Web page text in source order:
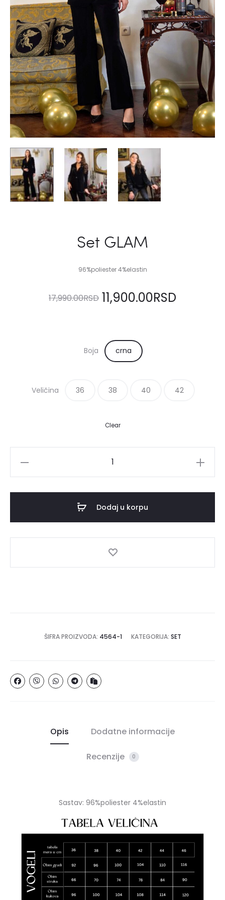
Set GLAM
96%poliester 4%elastin
17,990.00RSD Originalna
je
17,990.00RSD.
11,900.00RSD
Boja crna
Veličina 36 38 40 42
Clear
Dodaj u korpu
ŠIFRA PROIZVODA: 4564-1 KATEGORIJA: SET
Opis Dodatne informacije
Recenzije 0
Sastav: 96%poliester 4%elastin